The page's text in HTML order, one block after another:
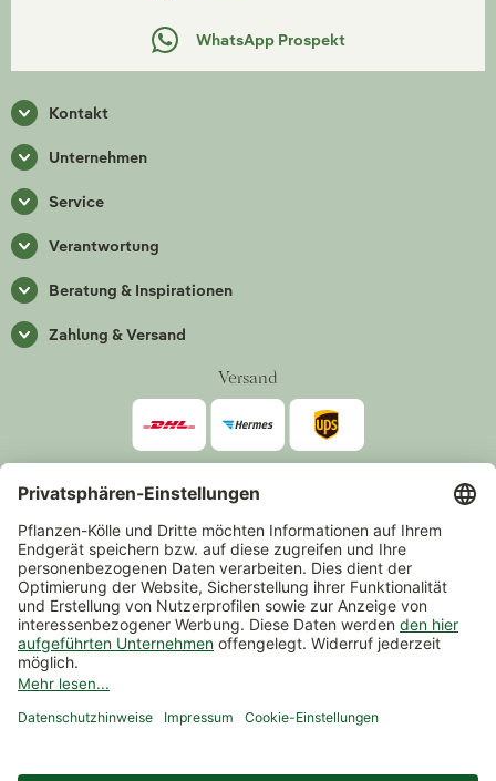
WhatsApp Prospekt
Kontakt
Unternehmen
Service
Verantwortung
Beratung & Inspirationen
Zahlung & Versand
Versand
Zahlarten
*Alle Preise inkl. gesetzlicher Mehrwertsteuer zzgl.Versand
Mindestbestellwert 14,90 €, ausgenommen sind Gutscheine und
Events.